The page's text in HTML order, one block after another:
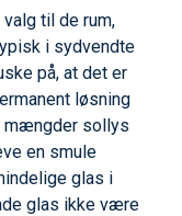
til de rum,
i sydvendte
på, at det er
løsning
mængder sollys
en smule
glas i
glas ikke være